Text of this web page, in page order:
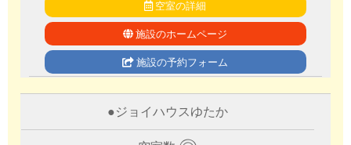
空室の詳細
施設のホームページ
施設の予約フォーム
●ジョイハウスゆたか